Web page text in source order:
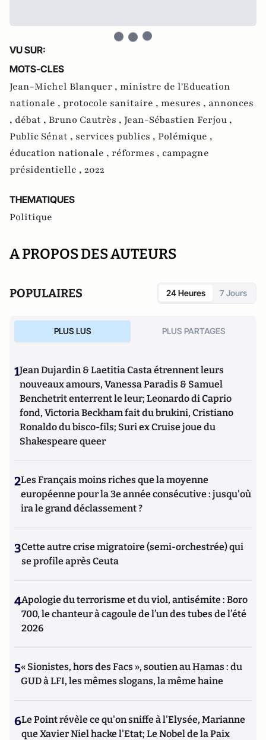
VU SUR:
MOTS-CLES
Jean-Michel Blanquer , ministre de l'Education
nationale , protocole sanitaire , mesures , annonces
, débat , Bruno Cautrès , Jean-Sébastien Ferjou ,
Public Sénat , services publics , Polémique ,
éducation nationale , réformes , campagne
présidentielle , 2022
THEMATIQUES
Politique
A PROPOS DES AUTEURS
POPULAIRES 24 Heures 7 Jours
PLUS LUS PLUS PARTAGES
1Jean Dujardin & Laetitia Casta étrennent leurs
nouveaux amours, Vanessa Paradis & Samuel
Benchetrit enterrent le leur; Leonardo di Caprio
fond, Victoria Beckham fait du brukini, Cristiano
Ronaldo du bisco-fils; Suri ex Cruise joue du
Shakespeare queer
2Les Français moins riches que la moyenne
européenne pour la 3e année consécutive : jusqu'où
ira le grand déclassement ?
3Cette autre crise migratoire (semi-orchestrée) qui
se profile après Ceuta
4Apologie du terrorisme et du viol, antisémite : Boro
700, le chanteur à cagoule de l’un des tubes de l’été
2026
5« Sionistes, hors des Facs », soutien au Hamas : du
GUD à LFI, les mêmes slogans, la même haine
6Le Point révèle ce qu'on sniffe à l'Elysée, Marianne
que Xavier Niel hacke l'Etat; Le Nobel de la Paix